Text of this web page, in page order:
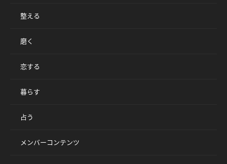
整える
磨く
恋する
暮らす
占う
メンバーコンテンツ